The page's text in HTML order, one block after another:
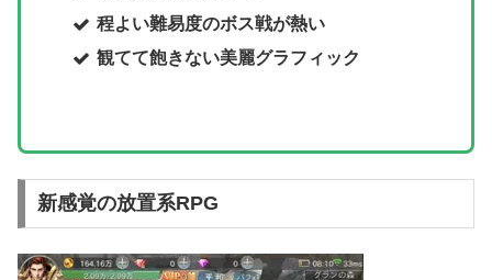
程よい難易度のボス戦が熱い
観てて飽きない美麗グラフィック
新感覚の放置系RPG